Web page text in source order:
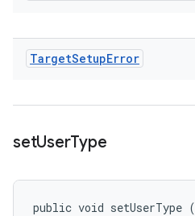
TargetSetupError
setUserType
public void setUserType (